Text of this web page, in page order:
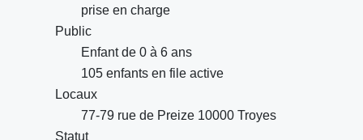
prise en charge
Public
Enfant de 0 à 6 ans
105 enfants en file active
Locaux
77-79 rue de Preize 10000 Troyes
Statut